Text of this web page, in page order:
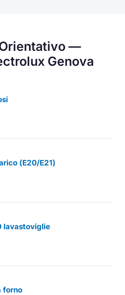
—
Genova
(E20/E21)
lavastoviglie
forno